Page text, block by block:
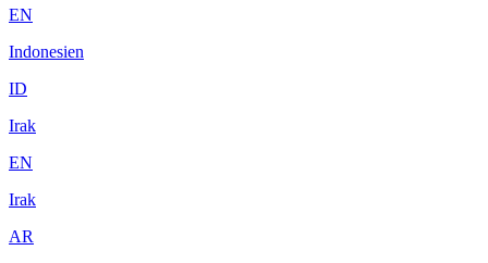
EN
Indonesien
ID
Irak
EN
Irak
AR